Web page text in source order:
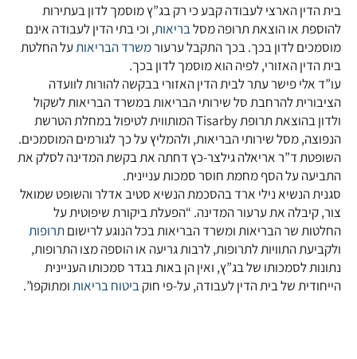
בית הדין הארצי לעבודה קבע כי רק בג”ץ מוסמך לדון בעתירות
להוספת או הוצאת תרופה מסלבריאות, וכי בתי הדין לעבודה אינם
מוסמכים לדון בכך. בכך התקבל ערעורמשרד הבריאותעל החלטת
בית הדין האזורי, לפיה הוא מוסמך לדון בכך.
עו”ד אלי פישר עתר לבית הדין האזורי בבקשה להורות לוועדה
הציבורית להרחבת סל שירותי הבריאות במשרד הבריאות לשקול
ולדון בהוצאת תרופת Tisarby המותווית לטיפול במחלת הטרשת
הנפוצה, מסל שירותי הבריאות, ולהמליץ על כך לגורמים המוסמכים.
השופטת ד”ר אריאלה גילצר-כץ דחתה את בקשת המדינה לסלק את
התביעה על הסף מחמת חוסר סמכות עניינית.
סגנית הנשיא נילי ארד בהסכמת הנשיא סטיב אדלר והשופט שמואל
צור, קיבלה את ערעור המדינה. “הפעלת ביקורת שיפוטית על
החלטות שר הבריאות ומשרד הבריאות בכל הנוגע לרישוםתרופות
ולקביעת התוויות לתרופות, לרבות גריעה או הוספה מצו התרופות,
נתונות לסמכותו של בג”ץ, ואין הן באות בגדר סמכותו העניינית
הייחודית של בית הדין לעבודה, על-פי חוקביטוחבריאותומתוקפו”.